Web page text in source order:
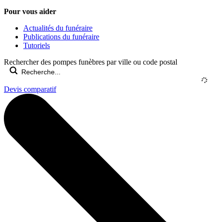
Pour vous aider
Actualités du funéraire
Publications du funéraire
Tutoriels
Rechercher des pompes funèbres par ville ou code postal
Devis comparatif